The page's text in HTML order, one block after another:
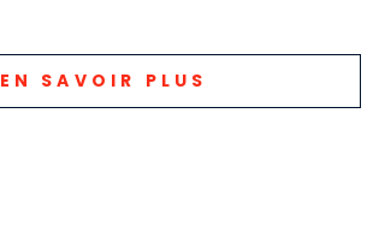
EN SAVOIR PLUS